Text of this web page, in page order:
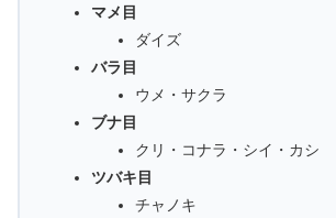
マメ目
ダイズ
バラ目
ウメ・サクラ
ブナ目
クリ・コナラ・シイ・カシ
ツバキ目
チャノキ